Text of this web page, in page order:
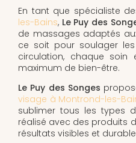
En tant que spécialiste
les-Bains, Le Puy des
de massages adaptés
ce soit pour soulager
circulation, chaque soin
maximum de bien-être.
Le Puy des Songes
visage à Montrond-les-
sublimer tous les types
réalisé avec des produits
résultats visibles et